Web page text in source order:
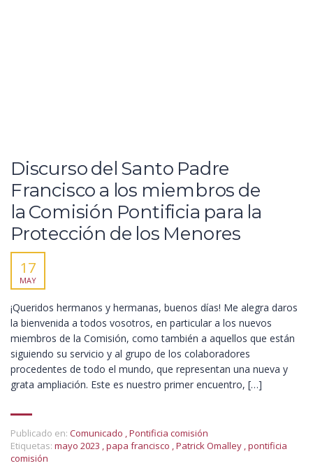
Discurso del Santo Padre
Francisco a los miembros de
la Comisión Pontificia para la
Protección de los Menores
17
MAY
¡Queridos hermanos y hermanas, buenos días! Me alegra daros
la bienvenida a todos vosotros, en particular a los nuevos
miembros de la Comisión, como también a aquellos que están
siguiendo su servicio y al grupo de los colaboradores
procedentes de todo el mundo, que representan una nueva y
grata ampliación. Este es nuestro primer encuentro, […]
Publicado en: Comunicado ,Pontificia comisión
Etiquetas: mayo 2023 ,papa francisco ,Patrick Omalley ,pontificia
comisión